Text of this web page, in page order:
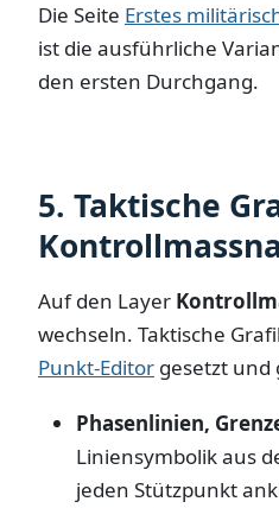
Die Seite Erstes
ist die ausführliche
den ersten Durchgang.
5. Taktische
Auf den Layer
wechseln. Taktische
Punkt-Editor gesetzt und
Phasenlinien,
Liniensymbolik aus
jeden Stützpunkt